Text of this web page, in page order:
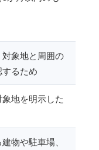
象地と周囲の
るため
地を明示した
物や駐車場、